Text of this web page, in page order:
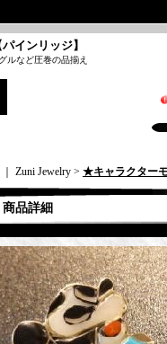
インリッジ】
ルなど圧巻の品揃え
｜ Zuni Jewelry > ★キャラクター
商品詳細